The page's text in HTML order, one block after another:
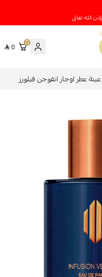
عطور أوري
0
0
عينة عطر اوجار انفوجن فيلورز